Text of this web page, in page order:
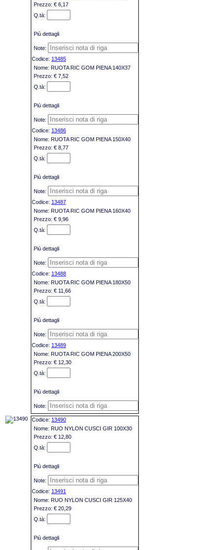
€ 6,17
Più dettagli
13485
RUOTA RIC GOM PIENA 140X37
€ 7,52
Più dettagli
13486
RUOTA RIC GOM PIENA 150X40
€ 8,77
Più dettagli
13487
RUOTA RIC GOM PIENA 160X40
€ 9,96
Più dettagli
13488
RUOTA RIC GOM PIENA 180X50
€ 11,66
Più dettagli
13489
RUOTA RIC GOM PIENA 200X50
€ 12,30
Più dettagli
13490
RUO NYLON CUSCI GIR 100X30
€ 12,80
Più dettagli
13491
RUO NYLON CUSCI GIR 125X40
€ 20,29
Più dettagli